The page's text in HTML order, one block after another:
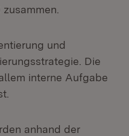
und
Die
interne Aufgabe
anhand der